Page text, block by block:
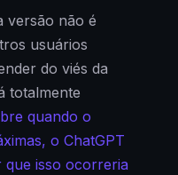
versão não é
usuários
do viés da
totalmente
quando o
o ChatGPT
isso ocorreria